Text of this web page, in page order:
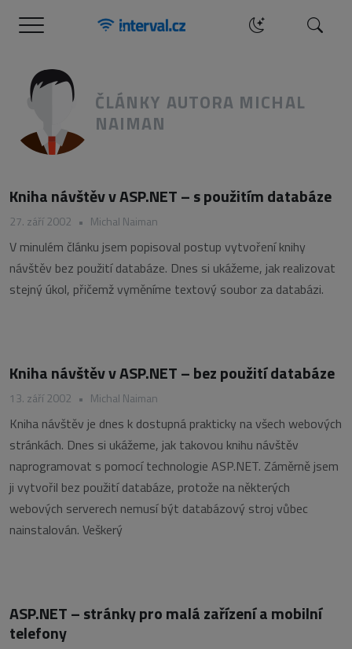
Menu Hledat
ČLÁNKY AUTORA MICHAL
NAIMAN
Kniha návštěv v ASP.NET – s použitím databáze
27. září 2002 • Michal Naiman
V minulém článku jsem popisoval postup vytvoření knihy
návštěv bez použití databáze. Dnes si ukážeme, jak realizovat
stejný úkol, přičemž vyměníme textový soubor za databázi.
Kniha návštěv v ASP.NET – bez použití databáze
13. září 2002 • Michal Naiman
Kniha návštěv je dnes k dostupná prakticky na všech webových
stránkách. Dnes si ukážeme, jak takovou knihu návštěv
naprogramovat s pomocí technologie ASP.NET. Záměrně jsem
ji vytvořil bez použití databáze, protože na některých
webových serverech nemusí být databázový stroj vůbec
nainstalován. Veškerý
ASP.NET – stránky pro malá zařízení a mobilní
telefony